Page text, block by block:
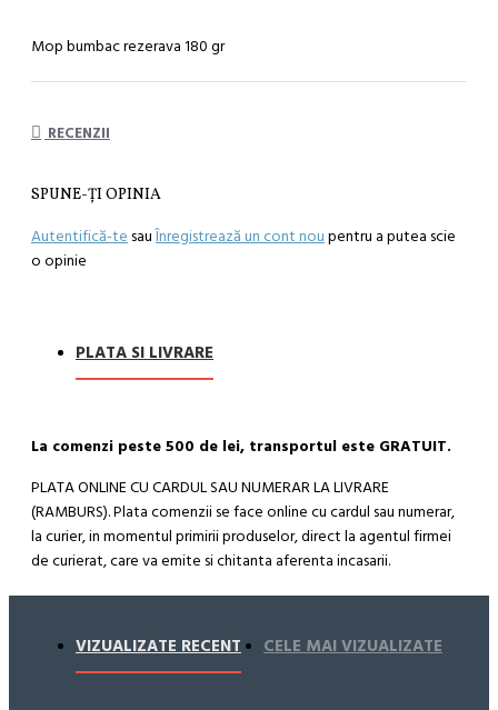
Mop bumbac rezerava 180 gr
RECENZII
SPUNE-ŢI OPINIA
Autentifică-te sauÎnregistrează un cont nou pentru a putea scie
o opinie
PLATA SI LIVRARE
La comenzi peste 500 de lei, transportul este GRATUIT.
PLATA ONLINE CU CARDUL SAU NUMERAR LA LIVRARE
(RAMBURS). Plata comenzii se face online cu cardul sau numerar,
la curier, in momentul primirii produselor, direct la agentul firmei
de curierat, care va emite si chitanta aferenta incasarii.
Cum se face livrarea produselor:
Livrarea comenzii la adresa indicata de dvs. si este asigurata de
compania de curierat, care va livreaza comanda în decursul a 24-
VIZUALIZATE RECENT CELE MAI VIZUALIZATE